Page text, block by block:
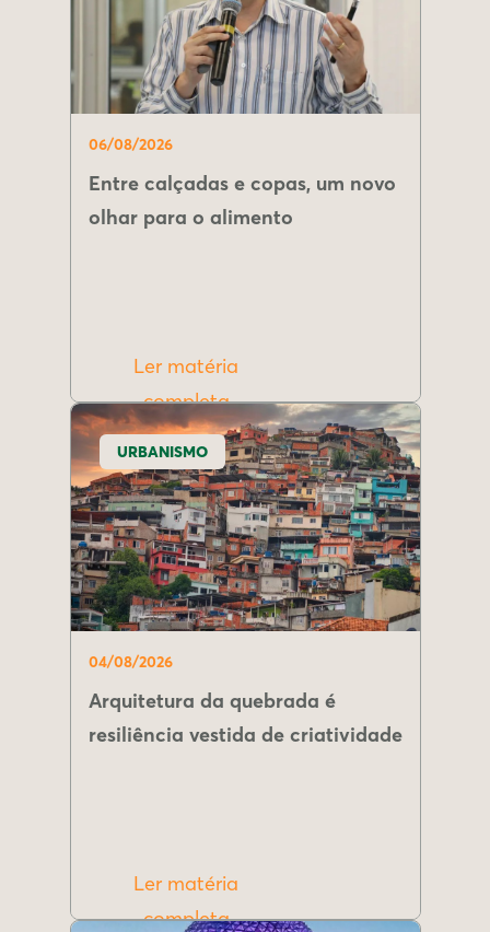
06/08/2026
Entre calçadas e copas, um novo
olhar para o alimento
Ler matéria
completa
URBANISMO
04/08/2026
Arquitetura da quebrada é
resiliência vestida de criatividade
Ler matéria
completa